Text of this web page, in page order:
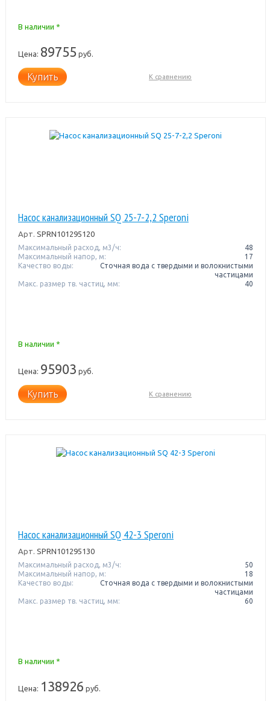
В наличии *
Цена: 89755 руб.
Купить К сравнению
Насос канализационный SQ 25-7-2,2 Speroni
Арт. SPRN101295120
Максимальный расход, м3/ч:
48
Максимальный напор, м:
17
Качество воды:
Сточная вода с твердыми и волокнистыми
частицами
Макс. размер тв. частиц, мм:
40
В наличии *
Цена: 95903 руб.
Купить К сравнению
Насос канализационный SQ 42-3 Speroni
Арт. SPRN101295130
Максимальный расход, м3/ч:
50
Максимальный напор, м:
18
Качество воды:
Сточная вода с твердыми и волокнистыми
частицами
Макс. размер тв. частиц, мм:
60
В наличии *
Цена: 138926 руб.